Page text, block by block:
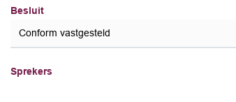
Besluit
Conform vastgesteld
Sprekers